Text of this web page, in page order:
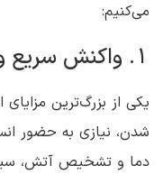
می‌کنیم:
1. واکنش سریع و خودکار
یکی از بزرگ‌ترین
شدن، نیازی به حضور
دما و تشخیص آتش،